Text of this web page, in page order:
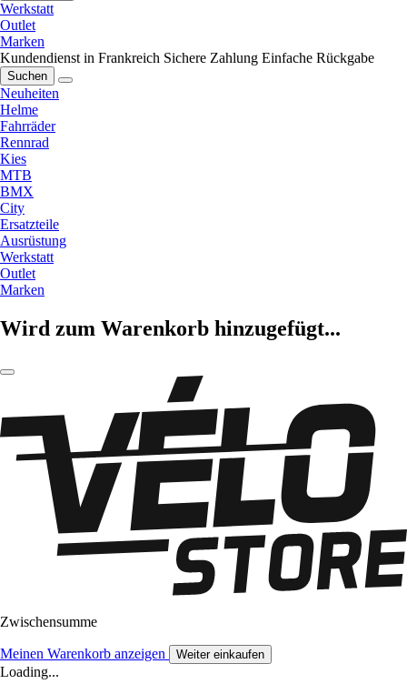
Werkstatt
Outlet
Marken
Kundendienst in Frankreich Sichere Zahlung Einfache Rückgabe
Suchen
Neuheiten
Helme
Fahrräder
Rennrad
Kies
MTB
BMX
City
Ersatzteile
Ausrüstung
Werkstatt
Outlet
Marken
Wird zum Warenkorb hinzugefügt...
Zwischensumme
Meinen Warenkorb anzeigen Weiter einkaufen
Loading...